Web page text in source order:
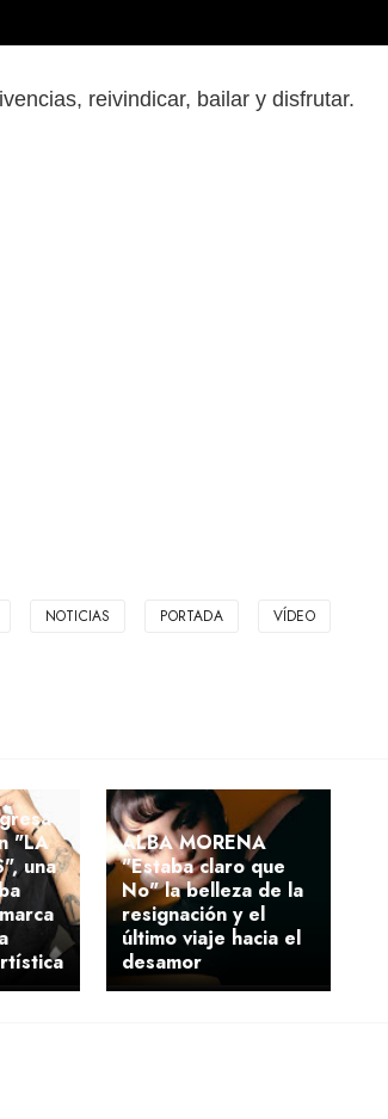
reivindicar, bailar y disfrutar.
NOTICIAS PORTADA VÍDEO
"LA
una
ALBA MORENA
"Estaba claro que
No" la belleza de la
resignación y el
último viaje hacia el
desamor